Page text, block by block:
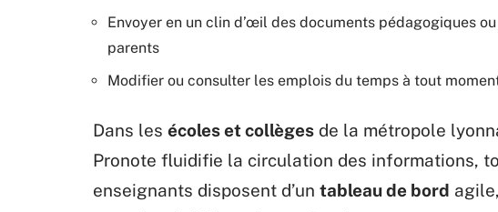
Envoyer en un clin d’œil des documents pédagogiques
parents
Modifier ou consulter les emplois du temps à tout
Dans les écoles et collèges de la métropole
Pronote fluidifie la circulation des informations,
enseignants disposent d’un tableau de bord